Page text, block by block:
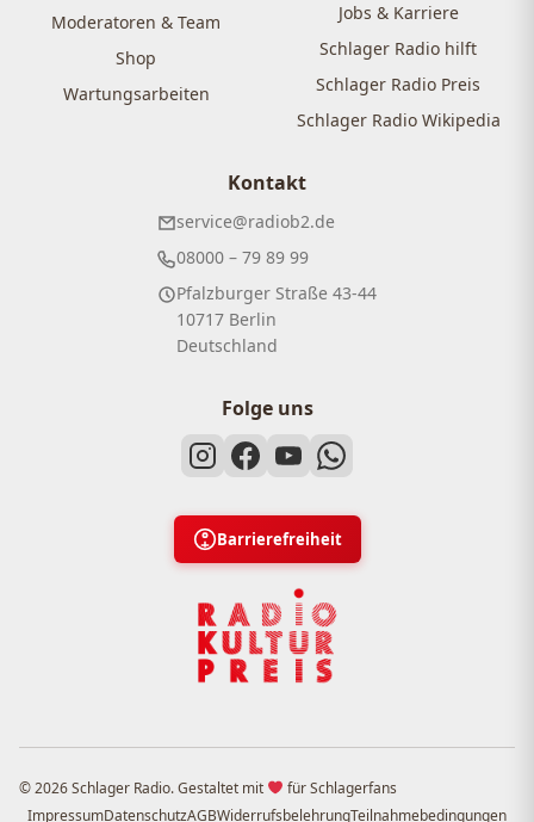
Moderatoren & Team
Shop
Wartungsarbeiten
Jobs & Karriere
Schlager Radio hilft
Schlager Radio Preis
Schlager Radio Wikipedia
Kontakt
service@radiob2.de
08000 – 79 89 99
Pfalzburger Straße 43-44
10717 Berlin
Deutschland
Folge uns
Barrierefreiheit
© 2026 Schlager Radio. Gestaltet mit
für Schlagerfans
ImpressumDatenschutzAGBWiderrufsbelehrungTeilnahmebedingungen